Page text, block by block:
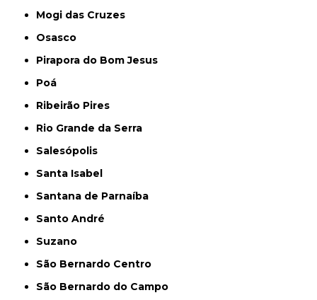
Mogi das Cruzes
Osasco
Pirapora do Bom Jesus
Poá
Ribeirão Pires
Rio Grande da Serra
Salesópolis
Santa Isabel
Santana de Parnaíba
Santo André
Suzano
São Bernardo Centro
São Bernardo do Campo